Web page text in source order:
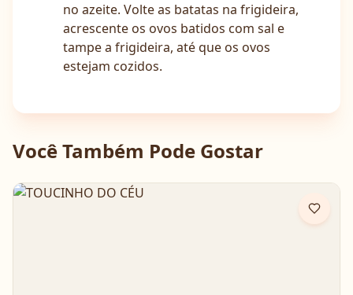
no azeite. Volte as batatas na frigideira,
acrescente os ovos batidos com sal e
tampe a frigideira, até que os ovos
estejam cozidos.
Você Também Pode Gostar